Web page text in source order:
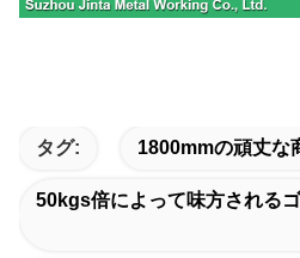
タグ: 1800mmの頑丈な
50kgs倍によって味方される